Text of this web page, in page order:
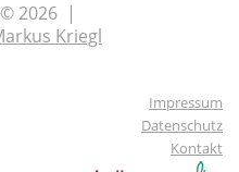
2026 |
Kriegl
Impressum
Datenschutz
Kontakt